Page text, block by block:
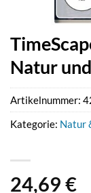
Natur
24,69 €
Artikelnummer:
Kategorie: Natur